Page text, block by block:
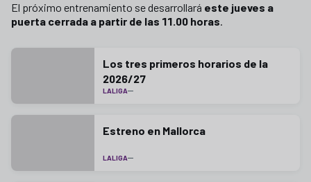
El próximo entrenamiento se desarrollará este jueves a
puerta cerrada a partir de las 11.00 horas.
Los tres primeros horarios de la
2026/27
LALIGA
Estreno en Mallorca
LALIGA